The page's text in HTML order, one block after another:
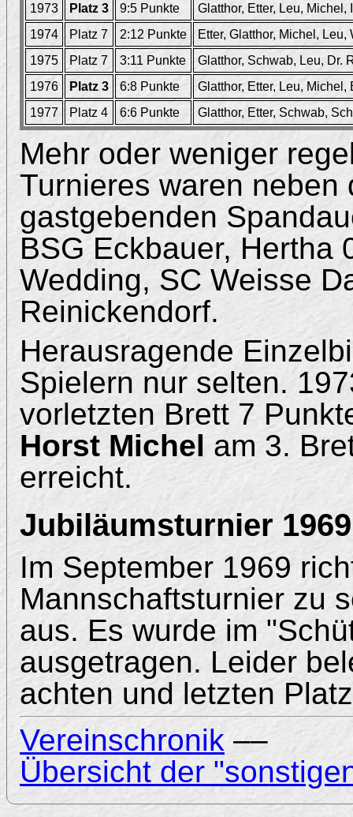
1973
Platz 3 9:5 Punkte
Glatthor, Etter, Leu,
1974
Platz 7 2:12 Punkte
Etter, Glatthor, Michel,
1975
Platz 7 3:11 Punkte
Glatthor, Schwab, Leu, Dr.
1976
Platz 3 6:8 Punkte
Glatthor, Etter, Leu,
1977
Platz 4 6:6 Punkte Glatthor, Etter, Schwab,
Mehr oder weniger
Turnieres waren neben
gastgebenden
BSG Eckbauer, Hertha
Wedding, SC Weisse
Reinickendorf.
Herausragende
Spielern nur selten.
vorletzten Brett 7
Horst Michel am 3.
erreicht.
Jubiläumsturnier 1969
Im September 1969
Mannschaftsturnier zu
aus. Es wurde im
ausgetragen. Leider
achten und letzten
Vereinschronik ––
Übersicht der